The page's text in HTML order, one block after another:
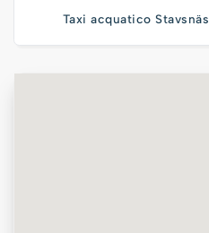
Taxi acquatico Stavsnäs